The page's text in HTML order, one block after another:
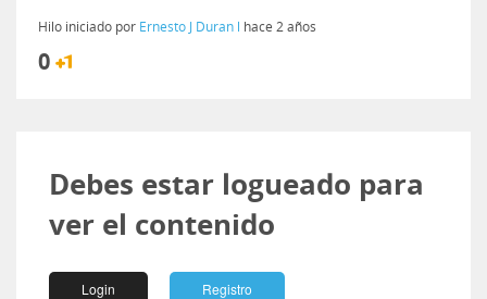
Hilo iniciado por Ernesto J Duran l hace 2 años
0
Debes estar logueado para
ver el contenido
Login Registro